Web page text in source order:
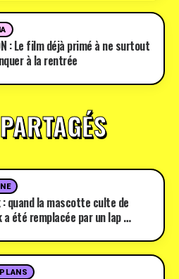
: Le film déjà primé à ne surtout
à la rentrée
: quand la mascotte culte de
a été remplacée par un lap …